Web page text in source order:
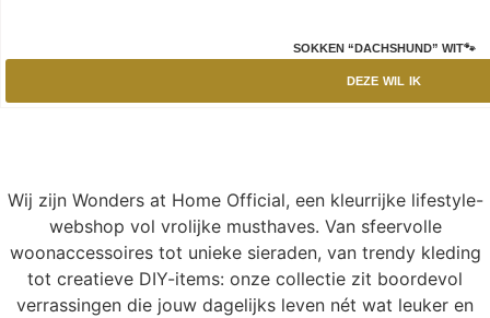
SOKKEN “DACHSHUND” WIT🐾
DEZE WIL IK
Wij zijn Wonders at Home Official, een kleurrijke lifestyle-
webshop vol vrolijke musthaves. Van sfeervolle
woonaccessoires tot unieke sieraden, van trendy kleding
tot creatieve DIY-items: onze collectie zit boordevol
verrassingen die jouw dagelijks leven nét wat leuker en